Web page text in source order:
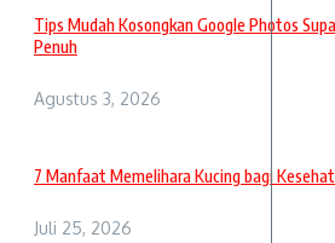
Tips Mudah Kosongkan Google Photos
Penuh
Agustus 3, 2026
7 Manfaat Memelihara Kucing bagi
Juli 25, 2026